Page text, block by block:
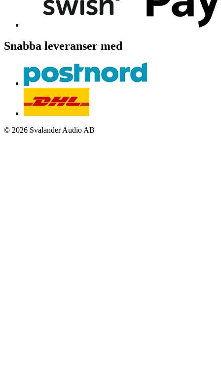
Snabba leveranser med
© 2026 Svalander Audio AB